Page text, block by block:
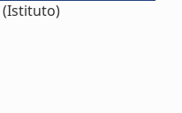
(Istituto)